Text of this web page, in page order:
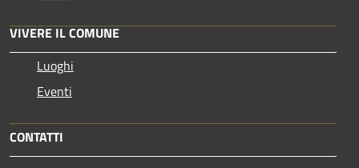
VIVERE IL COMUNE
Luoghi
Eventi
CONTATTI